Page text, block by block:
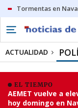
Tormentas en
ACTUALIDAD
EL TIEMPO
AEMET vuelve a
hoy domingo en